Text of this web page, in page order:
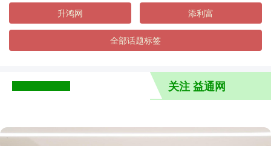
升鸿网 添利富
全部话题标签
关注 益通网